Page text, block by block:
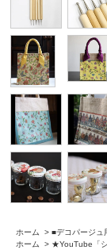
ホーム > ■デコパージュ
ホーム
> ★YouTube「シ